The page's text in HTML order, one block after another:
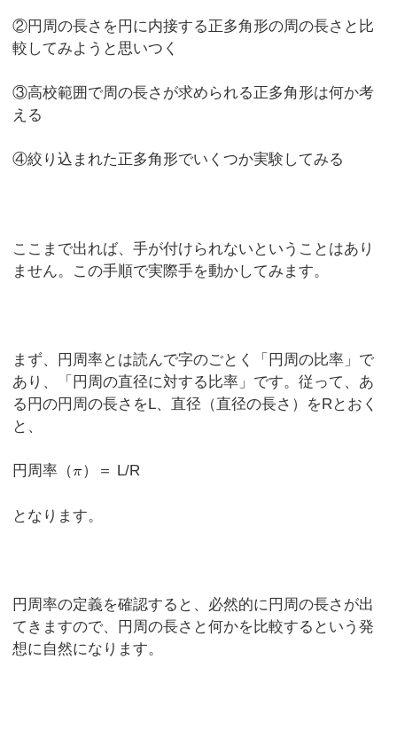
②円周の長さを円に内接する正多角形の周の長さと比
較してみようと思いつく
③高校範囲で周の長さが求められる正多角形は何か考
える
④絞り込まれた正多角形でいくつか実験してみる
ここまで出れば、手が付けられないということはあり
ません。この手順で実際手を動かしてみます。
まず、円周率とは読んで字のごとく「円周の比率」で
あり、「円周の直径に対する比率」です。従って、あ
る円の円周の長さをL、直径（直径の長さ）をRとおく
と、
円周率（ ）＝ L/R
となります。
円周率の定義を確認すると、必然的に円周の長さが出
てきますので、円周の長さと何かを比較するという発
想に自然になります。